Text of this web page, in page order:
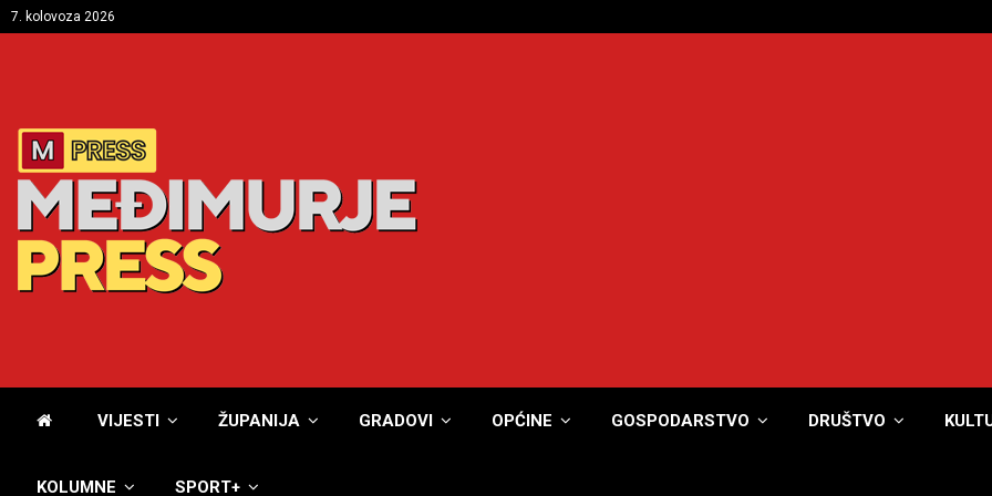
7. kolovoza 2026
VIJESTI ŽUPANIJA GRADOVI OPĆINE GOSPODARSTVO DRUŠTVO
KOLUMNE SPORT+